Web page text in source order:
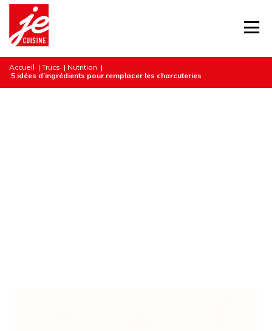
Accueil | Trucs | Nutrition |
5 idées d’ingrédients pour remplacer les charcuteries